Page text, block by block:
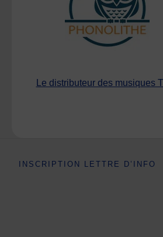
Le distributeur des musiques
INSCRIPTION LETTRE D’INFO